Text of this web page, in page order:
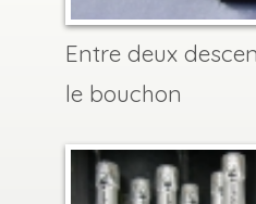
Entre deux
le bouchon